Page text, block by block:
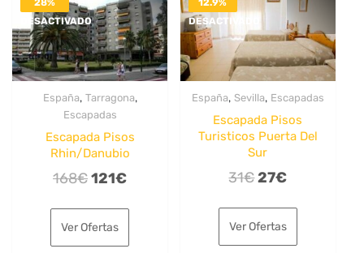
DESACTIVADO
España, Tarragona,
Escapadas
Escapada Pisos
Rhin/Danubio
168€El
original
era:
121€El
es:
Ver Ofertas
DESACTIVADO
España, Sevilla, Escapadas
Escapada Pisos
Turisticos Puerta Del
Sur
31€El
original
era:
27€El
es:
Ver Ofertas